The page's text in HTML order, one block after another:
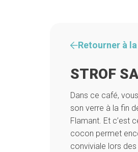
Retourner à
STROF
Dans ce café,
son verre à la fin
Flamant. Et c’est
cocon permet
conviviale lors